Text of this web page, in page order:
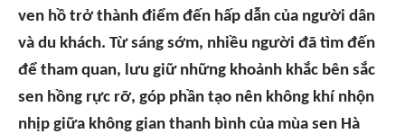
ven hồ trở thành điểm đến hấp dẫn của người dân
và du khách. Từ sáng sớm, nhiều người đã tìm đến
để tham quan, lưu giữ những khoảnh khắc bên sắc
sen hồng rực rỡ, góp phần tạo nên không khí nhộn
nhịp giữa không gian thanh bình của mùa sen Hà